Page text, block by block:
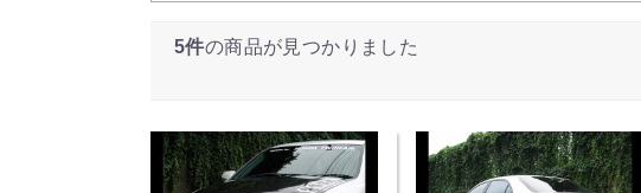
5件の商品が見つかりました